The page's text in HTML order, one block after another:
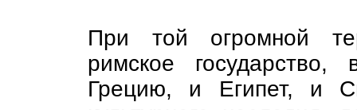
При той огромной
римское
Грецию, и Египет, и